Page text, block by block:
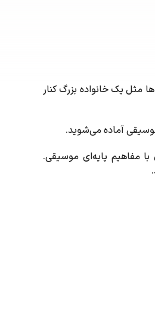
یک خانواده بزرگ کنار
آماده می‌شوید.
مفاهیم پایه‌ای موسیقی.